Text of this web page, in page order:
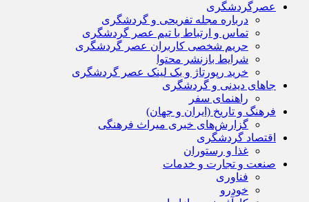
عصرگردشگری
درباره مجله تفریحی و گردشگری
تماس و ارتباط با تیم عصر گردشگری
حریم شخصی کاربران عصر گردشگری
شرایط بازنشر محتوا
خرید رپورتاژ و بک لینک عصر گردشگری
جاهای دیدنی و گردشگری
راهنمای سفر
فرهنگ و تاریخ (ایران و جهان)
گزارش‌های خبری میراث فرهنگی
اقتصاد گردشگری
غذا و رستوران
صنعت و تجارت و خدمات
فناوری
خودرو